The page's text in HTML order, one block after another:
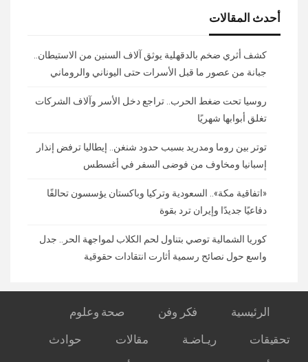
أحدث المقالات
كشف أثري ضخم بالدقهلية يوثق آلاف السنين من الاستيطان..
جبانة من عصور ما قبل الأسرات حتى اليوناني والروماني
روسيا تحت ضغط الحرب.. تراجع دخل الأسر وآلاف الشركات
تغلق أبوابها شهريًا
توتر بين روما ومدريد بسبب حدود شنغن.. إيطاليا ترفض إنذار
إسبانيا ومخاوف من فوضى السفر في أغسطس
«اتفاقية مكة».. السعودية وتركيا وباكستان يؤسسون تحالفًا
دفاعيًا جديدًا وإيران ترد بقوة
كوريا الشمالية توصي بتناول لحم الكلاب لمواجهة الحر.. جدل
واسع حول نصائح رسمية أثارت انتقادات حقوقية
الرئيسية فكر وفن
صحة وعلوم
تحقيقات
ريـاضـة مقالات
حوادث